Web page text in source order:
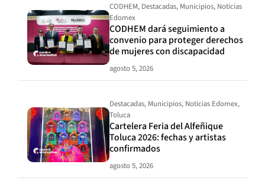
CODHEM, Destacadas, Municipios, Noticias
Edomex
CODHEM dará seguimiento a
convenio para proteger derechos
de mujeres con discapacidad
agosto 5, 2026
Destacadas, Municipios, Noticias Edomex,
Toluca
Cartelera Feria del Alfeñique
Toluca 2026: fechas y artistas
confirmados
agosto 5, 2026